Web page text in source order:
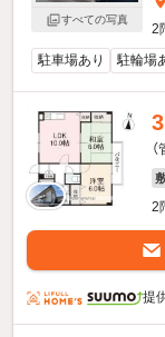
すべての写真
2
駐車場あり
駐輪場
2
提